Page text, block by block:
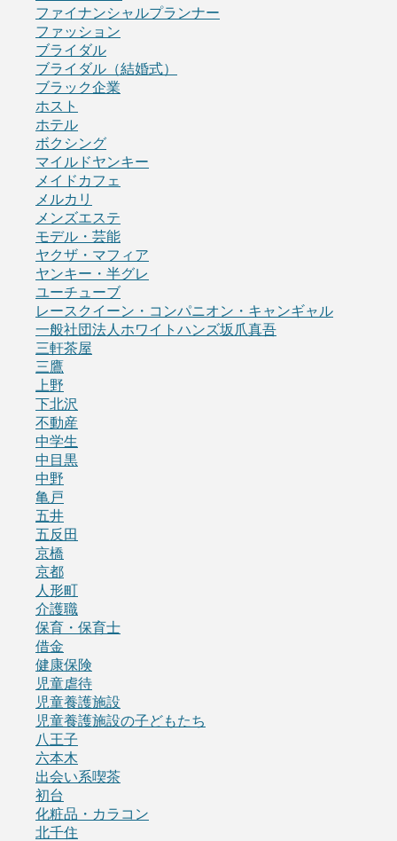
ファイナンシャルプランナー
ファッション
ブライダル
ブライダル（結婚式）
ブラック企業
ホスト
ホテル
ボクシング
マイルドヤンキー
メイドカフェ
メルカリ
メンズエステ
モデル・芸能
ヤクザ・マフィア
ヤンキー・半グレ
ユーチューブ
レースクイーン・コンパニオン・キャンギャル
一般社団法人ホワイトハンズ坂爪真吾
三軒茶屋
三鷹
上野
下北沢
不動産
中学生
中目黒
中野
亀戸
五井
五反田
京橋
京都
人形町
介護職
保育・保育士
借金
健康保険
児童虐待
児童養護施設
児童養護施設の子どもたち
八王子
六本木
出会い系喫茶
初台
化粧品・カラコン
北千住